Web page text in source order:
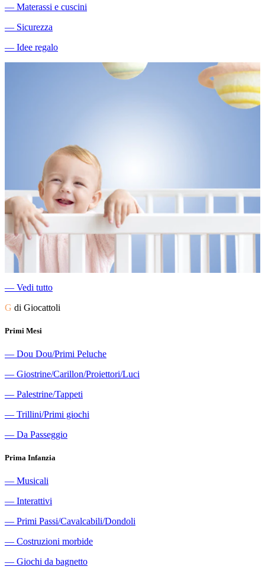
― Materassi e cuscini
― Sicurezza
― Idee regalo
― Vedi tutto
G di Giocattoli
Primi Mesi
― Dou Dou/Primi Peluche
― Giostrine/Carillon/Proiettori/Luci
― Palestrine/Tappeti
― Trillini/Primi giochi
― Da Passeggio
Prima Infanzia
― Musicali
― Interattivi
― Primi Passi/Cavalcabili/Dondoli
― Costruzioni morbide
― Giochi da bagnetto